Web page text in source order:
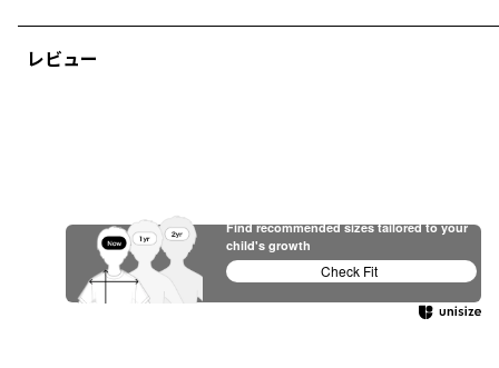
レビュー
Find recommended sizes tailored to your
child's growth
Check Fit